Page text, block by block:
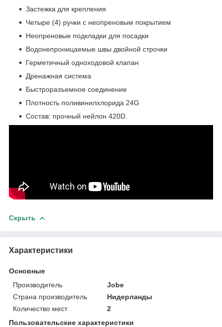
Застежка для крепления
Четыре (4) ручки с неопреновым покрытием
Неопреновые подкладки для посадки
Водонепроницаемые швы двойной строчки
Герметичный одноходовой клапан
Дренажная система
Быстроразъемное соединение
Плотность поливинилхлорида 24G
Состав: прочный нейлон 420D.
Скрыть
Характеристики
Основные
Производитель
Jobe
Страна производитель
Нидерланды
Количество мест
2
Пользовательские характеристики